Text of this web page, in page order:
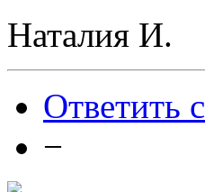
Наталия И.
Ответить
−